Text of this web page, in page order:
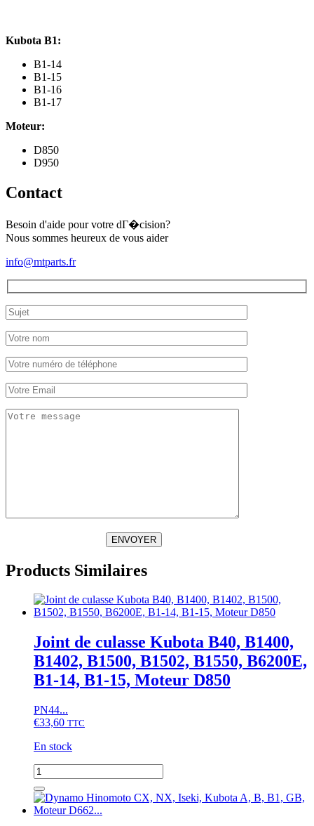
Kubota B1:
B1-14
B1-15
B1-16
B1-17
Moteur:
D850
D950
Contact
Besoin d'aide pour votre dГ�cision?
Nous sommes heureux de vous aider
info@mtparts.fr
ENVOYER
Products Similaires
Joint de culasse Kubota B40, B1400,
B1402, B1500, B1502, B1550, B6200E,
B1-14, B1-15, Moteur D850
PN44...
€33,60 TTC
En stock
quantité
de
Joint
de